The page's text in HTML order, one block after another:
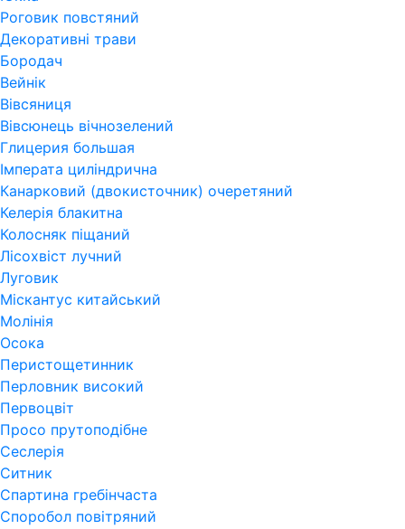
Роговик повстяний
Декоративні трави
Бородач
Вейнік
Вівсяниця
Вівсюнець вічнозелений
Глицерия большая
Імперата циліндрична
Канарковий (двокисточник) очеретяний
Келерія блакитна
Колосняк піщаний
Лісохвіст лучний
Луговик
Міскантус китайський
Молінія
Осока
Перистощетинник
Перловник високий
Первоцвіт
Просо прутоподібне
Сеслерія
Ситник
Спартина гребінчаста
Споробол повітряний